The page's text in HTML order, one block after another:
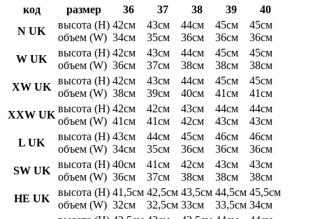
код размер 36 37 38 39
40
N UK
высота (H)
объем (W)
42см
34см
43см
35см
44см
36см
45см
36см
45см
36см
W UK
высота (H)
объем (W)
42см
36см
43см
37см
44см
38см
45см
38см
45см
38см
XW UK
высота (H)
объем (W)
42см
38см
43см
39см
44см
40см
45см
41см
45см
41см
XXW UK
высота (H)
объем (W)
42см
41см
42см
41см
43см
42см
44см
43см
44см
43см
L UK
высота (H)
объем (W)
43см
34см
44см
35см
45см
36см
46см
36см
46см
36см
SW UK
высота (H)
объем (W)
40см
36см
41см
37см
42см
38см
43см
38см
43см
38см
HE UK
высота (H)
объем (W)
41,5см
32см
42,5см
32,5см
43,5см
33см
44,5см
33,5см
45,5см
34см